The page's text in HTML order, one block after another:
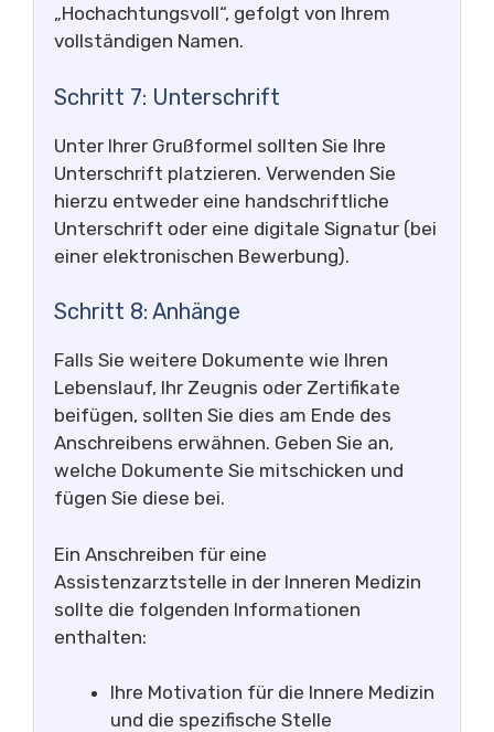
„Hochachtungsvoll“, gefolgt von Ihrem
vollständigen Namen.
Schritt 7: Unterschrift
Unter Ihrer Grußformel sollten Sie Ihre
Unterschrift platzieren. Verwenden Sie
hierzu entweder eine handschriftliche
Unterschrift oder eine digitale Signatur (bei
einer elektronischen Bewerbung).
Schritt 8: Anhänge
Falls Sie weitere Dokumente wie Ihren
Lebenslauf, Ihr Zeugnis oder Zertifikate
beifügen, sollten Sie dies am Ende des
Anschreibens erwähnen. Geben Sie an,
welche Dokumente Sie mitschicken und
fügen Sie diese bei.
Ein Anschreiben für eine
Assistenzarztstelle in der Inneren Medizin
sollte die folgenden Informationen
enthalten:
Ihre Motivation für die Innere Medizin
und die spezifische Stelle